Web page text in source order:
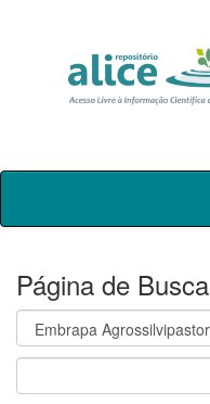
Skip
Página de Busca